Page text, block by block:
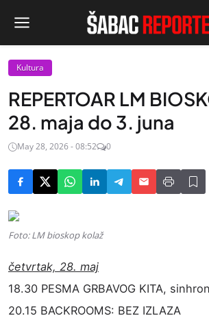
Kultura
REPERTOAR LM
28. maja do 3. juna
May 28, 2026 - 08:52 0
Foto: LM bioskop kolaž
četvrtak, 28. maj
18.30 PESMA GRBAVOG KITA,
20.15 BACKROOMS: BEZ IZLAZA